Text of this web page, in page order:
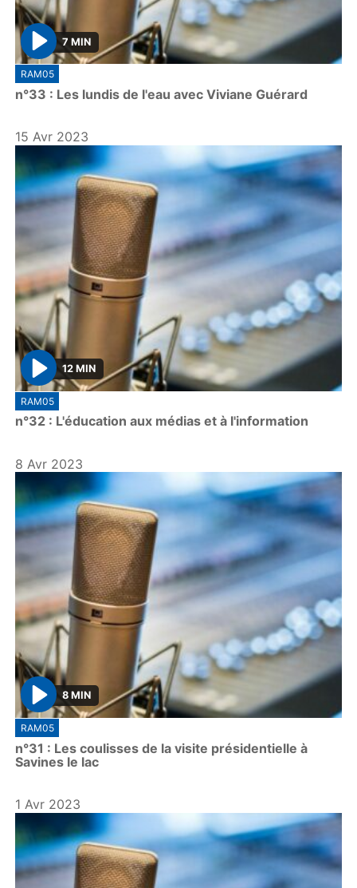
P
l
a
7 MIN
RAM05
n°33 : Les lundis de l'eau avec Viviane Guérard
15 Avr 2023
P
l
a
12 MIN
RAM05
n°32 : L'éducation aux médias et à l'information
8 Avr 2023
P
l
a
y
8 MIN
RAM05
n°31 : Les coulisses de la visite présidentielle à
Savines le lac
1 Avr 2023